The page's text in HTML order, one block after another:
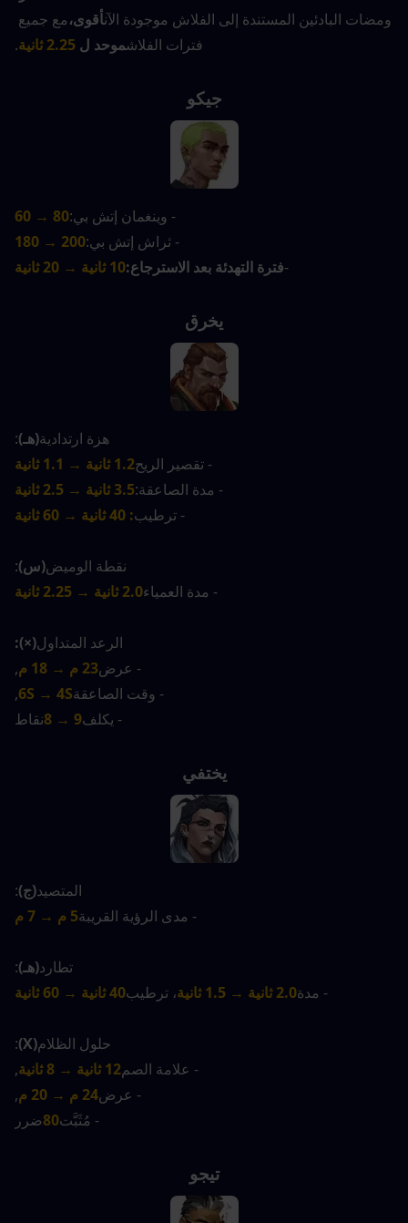
ومضات البادئين المستندة إلى الفلاش موجودة الآنأقوى،
فترات الفلاشموحد ل 2.25 ثانية .
جيكو
- وينغمان إتش بي:80 → 60
- ثراش إتش بي:200 → 180
-فترة التهدئة بعد الاسترجاع:10 ثانية → 20 ثانية
يخرق
هزة ارتدادية(هـ):
- تقصير الريح1.2 ثانية → 1.1 ثانية
- مدة الصاعقة:3.5 ثانية → 2.5 ثانية
- ترطيب: 40 ثانية → 60 ثانية
نقطة الوميض(س):
- مدة العمياء2.0 ثانية → 2.25 ثانية
الرعد المتداول(×):
- عرض23 م → 18 م
,
- وقت الصاعقة6S → 4S
,
- يكلف9 → 8 نقاط
يختفي
المتصيد(ج):
- مدى الرؤية القريبة5 م → 7 م
تطارد(هـ):
- مدة2.0 ثانية → 1.5 ثانية ، ترطيب40 ثانية → 60 ثانية
حلول الظلام(X)
:
- علامة الصم12 ثانية → 8 ثانية
,
- عرض24 م → 20 م
,
- مُثَبَّت80ضرر
تيجو